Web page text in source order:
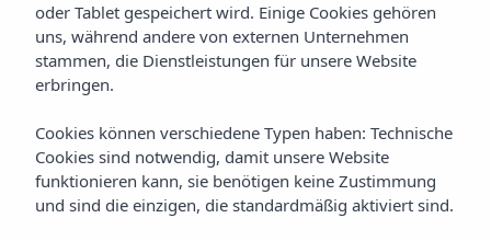
Prestige Spa
Wohlbefinden, Schönheit und
Entspannung in einem exklusiven
Ambiente am Meer
oder Tablet gespeichert wird. Einige Cookies gehören
uns, während andere von externen Unternehmen
stammen, die Dienstleistungen für unsere Website
erbringen.
Cookies können verschiedene Typen haben: Technische
Cookies sind notwendig, damit unsere Website
funktionieren kann, sie benötigen keine Zustimmung
und sind die einzigen, die standardmäßig aktiviert sind.